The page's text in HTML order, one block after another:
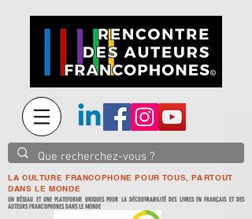
LA CULTURE FRANCOPHONE POUR TOUS, PARTOUT
DANS LE MONDE
UN RÉSEAU ET UNE PLATEFORME UNIQUES POUR LA DÉCOUVRABILITÉ DES LIVRES EN FRANÇAIS ET DES
AUTEURS FRANCOPHONES DANS LE MONDE